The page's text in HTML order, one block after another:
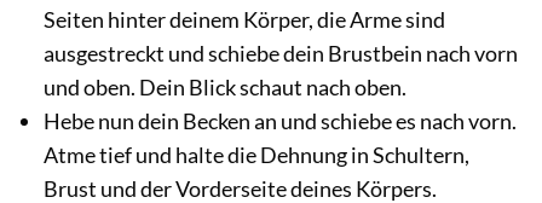
Seiten hinter deinem Körper, die Arme sind
ausgestreckt und schiebe dein Brustbein nach vorn
und oben. Dein Blick schaut nach oben.
Hebe nun dein Becken an und schiebe es nach vorn.
Atme tief und halte die Dehnung in Schultern,
Brust und der Vorderseite deines Körpers.